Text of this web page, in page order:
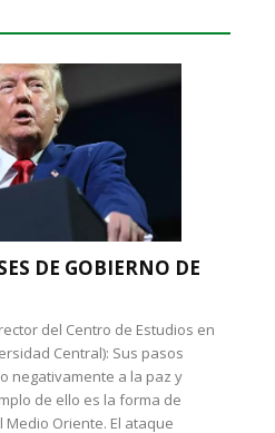
DE GOBIERNO DE
del Centro de Estudios en
Central): Sus pasos
negativamente a la paz y
de ello es la forma de
Oriente. El ataque